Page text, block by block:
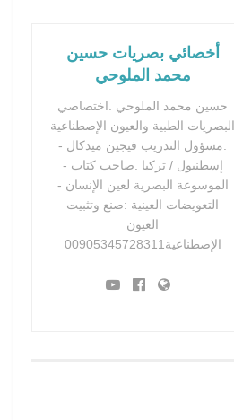
أخصائي بصريات حسين
محمد الملوحي
حسين محمد الملوحي .اختصاصي
البصريات الطبية والعيون الإصطناعية
.مسؤول التدريب فيجين ميدكال -
إسطنبول / تركيا .صاحب كتاب -
الموسوعة البصرية لعين الإنسان -
التعويضات العينية :صنع وتثبيت
العيون
الإصطناعية00905345728311